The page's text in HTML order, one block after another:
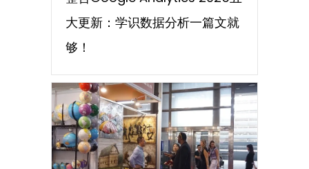
大更新：学识数据分析一篇文就
够！